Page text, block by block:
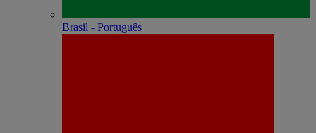
Brasil - Português